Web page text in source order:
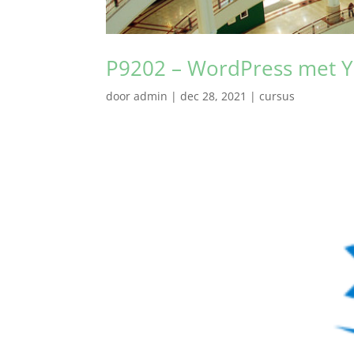
P9202 – WordPress met
dooradmin |dec 28, 2021 |cursus